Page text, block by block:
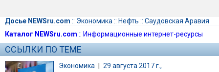
Досье NEWSru.com :: Экономика :: Нефть :: Саудовская Аравия
Каталог NEWSru.com :: Информационные интернет-ресурсы
ССЫЛКИ ПО ТЕМЕ
Экономика | 29 августа 2017 г.,